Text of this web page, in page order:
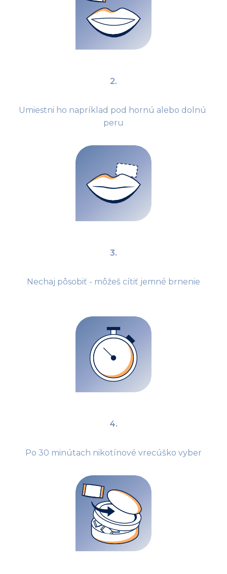
2.
Umiestni ho napríklad pod hornú alebo dolnú
peru
3.
Nechaj pôsobiť - môžeš cítiť jemné brnenie
4.
Po 30 minútach nikotínové vrecúško vyber